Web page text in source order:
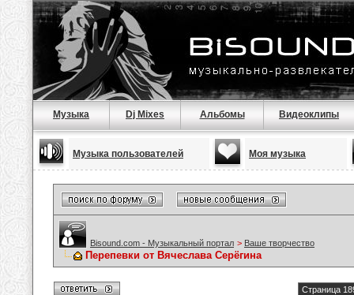
Музыка Dj Mixes Альбомы Видеоклипы
Музыка пользователей Моя музыка
Bisound.com - Музыкальный портал > Ваше творчество
Перепевки от Вячеслава Серёгина
Страница